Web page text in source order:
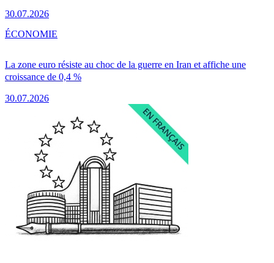
30.07.2026
La zone euro résiste au choc de la guerre en Iran et affiche une
croissance de 0,4 %
30.07.2026
ÉCONOMIE